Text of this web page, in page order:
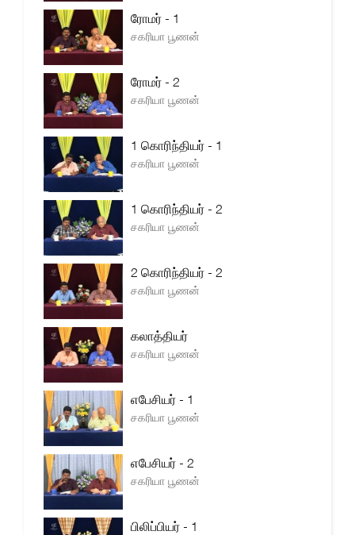
ரோமர் - 1
சகரியா பூணன்
ரோமர் - 2
சகரியா பூணன்
1 கொரிந்தியர் - 1
சகரியா பூணன்
1 கொரிந்தியர் - 2
சகரியா பூணன்
2 கொரிந்தியர் - 2
சகரியா பூணன்
கலாத்தியர்
சகரியா பூணன்
எபேசியர் - 1
சகரியா பூணன்
எபேசியர் - 2
சகரியா பூணன்
பிலிப்பியர் - 1